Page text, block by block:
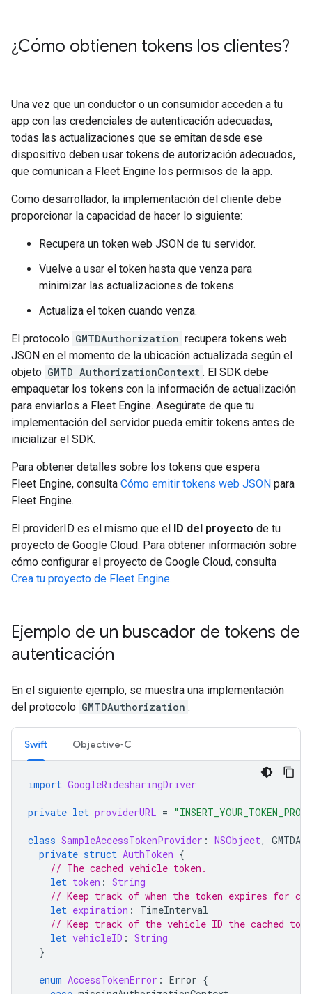
¿Cómo obtienen tokens los clientes?
Una vez que un conductor o un consumidor acceden a tu
app con las credenciales de autenticación adecuadas,
todas las actualizaciones que se emitan desde ese
dispositivo deben usar tokens de autorización adecuados,
que comunican a Fleet Engine los permisos de la app.
Como desarrollador, la implementación del cliente debe
proporcionar la capacidad de hacer lo siguiente:
Recupera un token web JSON de tu servidor.
Vuelve a usar el token hasta que venza para
minimizar las actualizaciones de tokens.
Actualiza el token cuando venza.
El protocolo GMTDAuthorization recupera tokens web
JSON en el momento de la ubicación actualizada según el
objeto GMTD AuthorizationContext . El SDK debe
empaquetar los tokens con la información de actualización
para enviarlos a Fleet Engine. Asegúrate de que tu
implementación del servidor pueda emitir tokens antes de
inicializar el SDK.
Para obtener detalles sobre los tokens que espera
Fleet Engine, consulta Cómo emitir tokens web JSON para
Fleet Engine.
El providerID es el mismo que el ID del proyecto de tu
proyecto de Google Cloud. Para obtener información sobre
cómo configurar el proyecto de Google Cloud, consulta
Crea tu proyecto de Fleet Engine.
Ejemplo de un buscador de tokens de
autenticación
En el siguiente ejemplo, se muestra una implementación
del protocolo GMTDAuthorization .
Swift Objective‑C
import GoogleRidesharingDriver
private let providerURL =
class SampleAccessTokenProvider : NSObject,
private struct AuthToken {
// The cached vehicle token.
let token : String
// Keep track of when the token expires for
let expiration :
TimeInterval
// Keep track of the vehicle ID the cached
let vehicleID : String
}
enum AccessTokenError : Error {